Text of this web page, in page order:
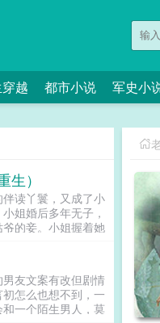
越 都市小说 军史小
生）
读丫鬟，又成了小
姐婚后多年无子，
的妾。小姐握着她
必不会亏待了你。
生下一女一儿，都
爷步步高升，先做
她的一双儿女日渐
美，儿子才学过
友文案有改但剧情
怎么也想不到，一
一个陌生男人，莫